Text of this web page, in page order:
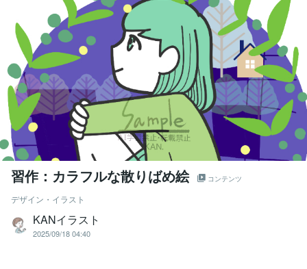
習作：カラフルな散りばめ絵 コンテンツ
デザイン・イラスト
KANイラスト
2025/09/18 04:40